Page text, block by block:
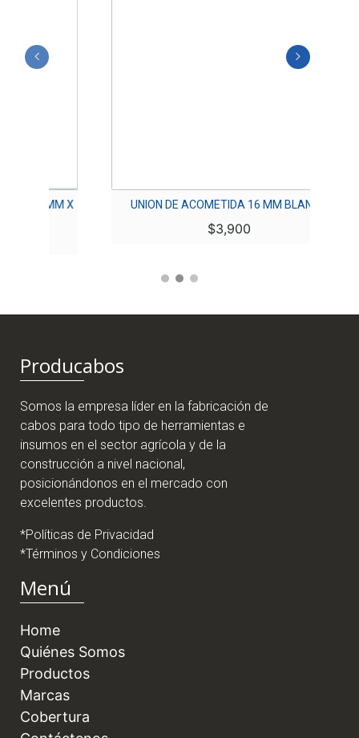
UNION DE ACOMETIDA 16 MM BLANCA
Producabos
Somos la empresa líder en la fabricación de
cabos para todo tipo de herramientas e
insumos en el sector agrícola y de la
construcción a nivel nacional,
posicionándonos en el mercado con
excelentes productos.
*Políticas de Privacidad
*Términos y Condiciones
Menú
Home
Quiénes Somos
Productos
Marcas
Cobertura
Contáctenos